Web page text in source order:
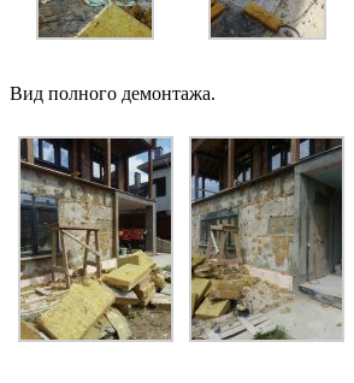
Вид полного демонтажа.